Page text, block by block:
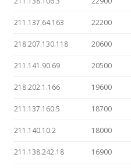
211.137.64.163 22200
218.207.130.118 20600
211.141.90.69 20500
218.202.1.166 19600
211.137.160.5 18700
211.140.10.2 18000
211.138.242.18 16900